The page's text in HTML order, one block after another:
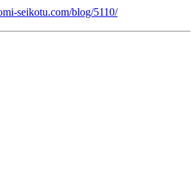
seikotu.com/blog/5110/